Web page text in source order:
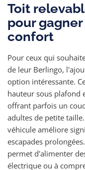
Toit
pour
confort
Pour ceux qui
de leur Berlingo,
option intéressante.
hauteur sous plafond
offrant parfois un
adultes de petite
véhicule améliore
escapades
permet d'alimenter
électrique ou à